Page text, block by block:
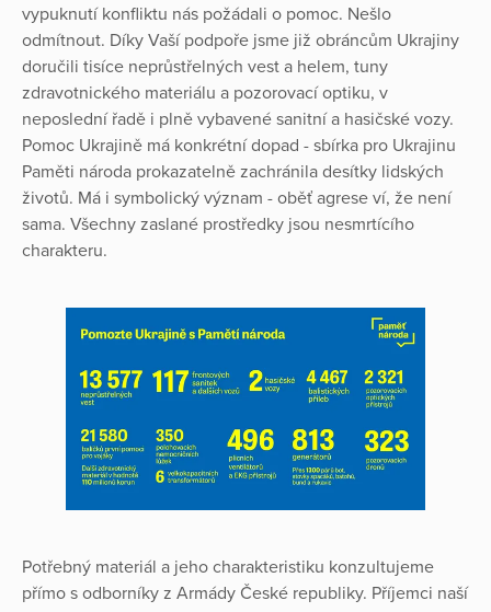
vypuknutí konfliktu nás požádali o pomoc. Nešlo
odmítnout. Díky Vaší podpoře jsme již obráncům Ukrajiny
doručili tisíce neprůstřelných vest a helem, tuny
zdravotnického materiálu a pozorovací optiku, v
neposlední řadě i plně vybavené sanitní a hasičské vozy.
Pomoc Ukrajině má konkrétní dopad - sbírka pro Ukrajinu
Paměti národa prokazatelně zachránila desítky lidských
životů. Má i symbolický význam - oběť agrese ví, že není
sama. Všechny zaslané prostředky jsou nesmrtícího
charakteru.
Potřebný materiál a jeho charakteristiku konzultujeme
přímo s odborníky z Armády České republiky. Příjemci naší